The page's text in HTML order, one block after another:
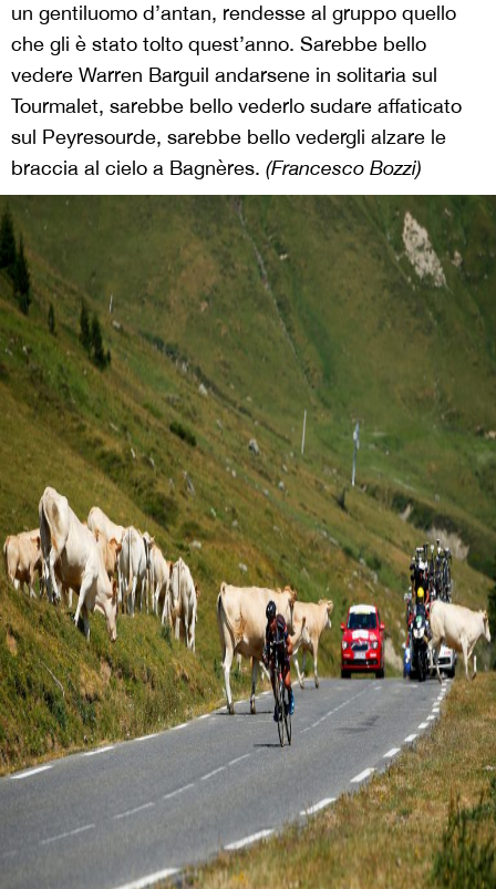
un gentiluomo d’antan, rendesse al gruppo quello
che gli è stato tolto quest’anno. Sarebbe bello
vedere Warren Barguil andarsene in solitaria sul
Tourmalet, sarebbe bello vederlo sudare affaticato
sul Peyresourde, sarebbe bello vedergli alzare le
braccia al cielo a Bagnères. (Francesco Bozzi)